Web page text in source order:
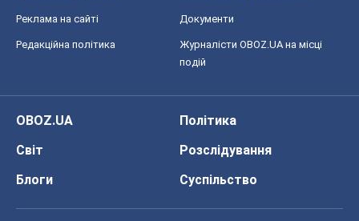
Реклама на сайті Документи
Редакційна політика
Журналісти OBOZ.UA на місці
подій
OBOZ.UA
Політика
Світ
Розслідування
Блоги
Суспільство